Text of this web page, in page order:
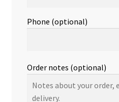
Phone (optional)
Order notes (optional)